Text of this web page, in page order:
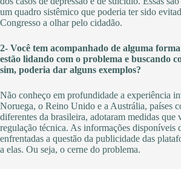
um quadro sistêmico que poderia ter sido
Congresso a olhar pelo cidadão.
2- Você tem acompanhado de alguma
estão lidando com o problema e buscando
sim, poderia dar alguns exemplos?
Não conheço em profundidade a experiência
Noruega, o Reino Unido e a Austrália, países
diferentes da brasileira, adotaram medidas que
regulação técnica. As informações disponíveis
enfrentadas a questão da publicidade das
a elas. Ou seja, o cerne do problema.